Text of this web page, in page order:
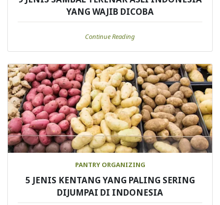
YANG WAJIB DICOBA
Continue Reading
PANTRY ORGANIZING
5 JENIS KENTANG YANG PALING SERING
DIJUMPAI DI INDONESIA